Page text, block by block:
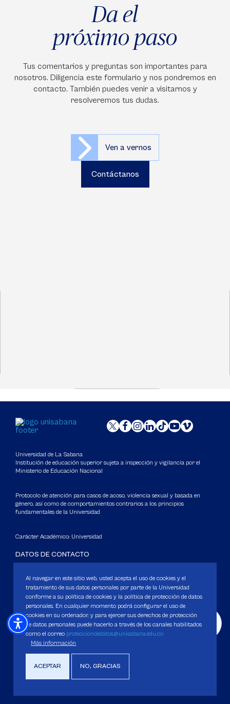
Da el
próximo paso
Tus comentarios y preguntas son importantes para
nosotros. Diligencia este formulario y nos pondremos en
contacto. También puedes venir a visitarnos y
resolveremos tus dudas.
Ven a vernos
Contáctanos
Universidad de La Sabana
Institución de educación superior sujeta a inspección y vigilancia por el
Ministerio de Educación Nacional
Protocolo de atención para casos de acoso, violencia sexual y basada en
género, así como de comportamientos contrarios a los principios
fundamentales de la Universidad
Carácter Académico: Universidad
DATOS DE CONTACTO
Apartado: 53753, Bogotá.
WhatsApp: +57 3205164838
Correo electrónico para inquietudes generales y servicios de la
Universidad
servicious@unisabana.edu.co
Al navegar en este sitio web, usted acepta el uso de cookies y el
tratamiento de sus datos personales por parte de la Universidad
conforme a su política de cookies y la política de protección de datos
personales. En cualquier momento podrá configurar el uso de
cookies en su ordenador, y para ejercer sus derechos de protección
de datos personales puede hacerlo a través de los canales habilitados
como el correo protecciondedatos@unisabana.edu.co
Más información
ACEPTAR NO, GRACIAS